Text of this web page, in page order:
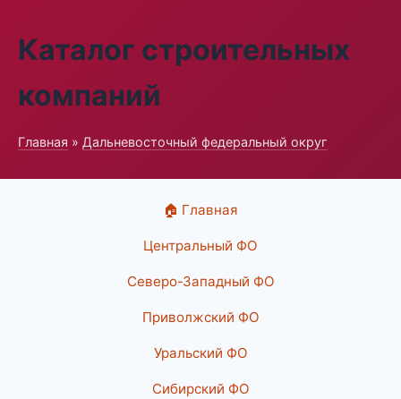
Каталог строительных
компаний
Главная » Дальневосточный федеральный округ
🏠 Главная
Центральный ФО
Северо-Западный ФО
Приволжский ФО
Уральский ФО
Сибирский ФО